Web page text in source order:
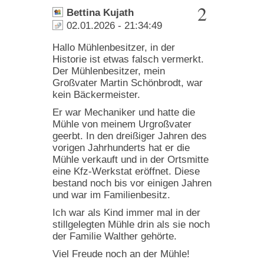
2
Bettina Kujath
02.01.2026 - 21:34:49
Hallo Mühlenbesitzer, in der
Historie ist etwas falsch vermerkt.
Der Mühlenbesitzer, mein
Großvater Martin Schönbrodt, war
kein Bäckermeister.
Er war Mechaniker und hatte die
Mühle von meinem Urgroßvater
geerbt. In den dreißiger Jahren des
vorigen Jahrhunderts hat er die
Mühle verkauft und in der Ortsmitte
eine Kfz-Werkstat eröffnet. Diese
bestand noch bis vor einigen Jahren
und war im Familienbesitz.
Ich war als Kind immer mal in der
stillgelegten Mühle drin als sie noch
der Familie Walther gehörte.
Viel Freude noch an der Mühle!